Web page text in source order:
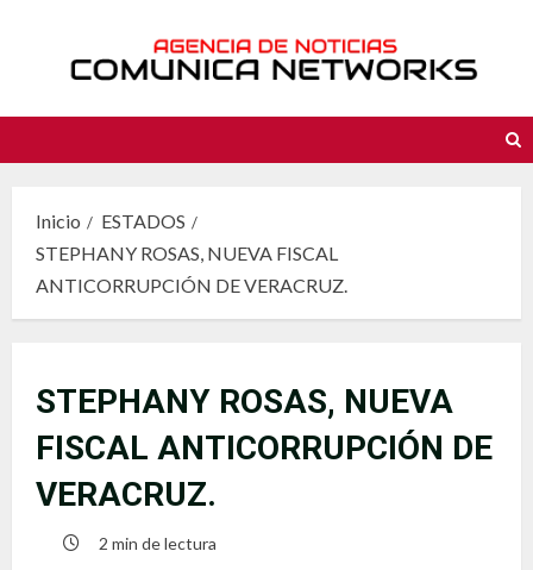
contenido
Inicio
ESTADOS
STEPHANY ROSAS, NUEVA FISCAL
ANTICORRUPCIÓN DE VERACRUZ.
STEPHANY ROSAS, NUEVA
FISCAL ANTICORRUPCIÓN DE
VERACRUZ.
2 min de lectura